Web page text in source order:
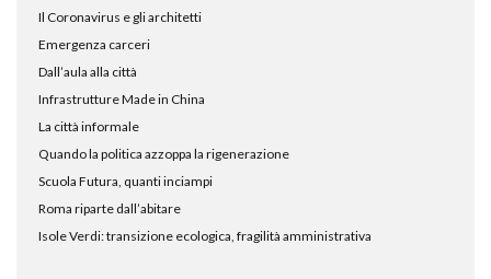
Il Coronavirus e gli architetti
Emergenza carceri
Dall’aula alla città
Infrastrutture Made in China
La città informale
Quando la politica azzoppa la rigenerazione
Scuola Futura, quanti inciampi
Roma riparte dall’abitare
Isole Verdi: transizione ecologica, fragilità amministrativa